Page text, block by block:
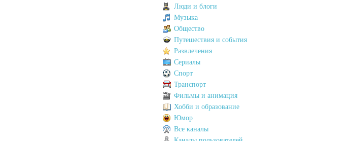
Люди и блоги
Музыка
Общество
Путешествия и события
Развлечения
Сериалы
Спорт
Транспорт
Фильмы и анимация
Хобби и образование
Юмор
Все каналы